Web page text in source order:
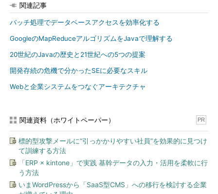
関連記事
バッチ処理でデータベースアクセスを効率化する
GoogleのMapReduceアルゴリズムをJavaで理解する
20世紀のJavaの歴史と21世紀への5つの提案
開発存続の危機で分かったSEに必要なスキル
Webと企業システムをつなぐアーキテクチャ
関連資料（ホワイトペーパー） PR
標的型攻撃メールに“引っかかりやすい社員”を効果的に見つけ
て訓練する方法
「ERP × kintone」で実践 基幹データの入力・活用を柔軟に行
う方法
いまWordPressから「SaaS型CMS」への移行を検討する企業